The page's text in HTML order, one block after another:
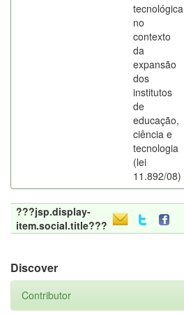
tecnológica
no
contexto
da
expansão
dos
institutos
de
educação,
ciência e
tecnologia
(lei
11.892/08)
???jsp.display-
item.social.title???
Discover
Contributor